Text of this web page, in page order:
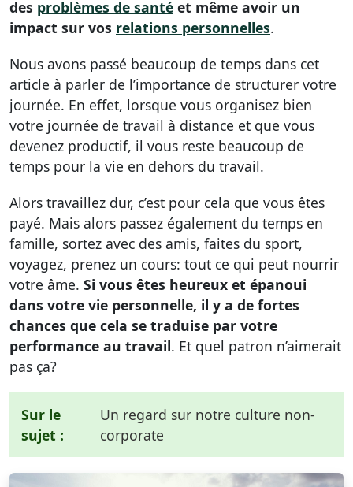
des problèmes de santé et même avoir un
impact sur vos relations personnelles.
Nous avons passé beaucoup de temps dans cet
article à parler de l’importance de structurer votre
journée. En effet, lorsque vous organisez bien
votre journée de travail à distance et que vous
devenez productif, il vous reste beaucoup de
temps pour la vie en dehors du travail.
Alors travaillez dur, c’est pour cela que vous êtes
payé. Mais alors passez également du temps en
famille, sortez avec des amis, faites du sport,
voyagez, prenez un cours: tout ce qui peut nourrir
votre âme. Si vous êtes heureux et épanoui
dans votre vie personnelle, il y a de fortes
chances que cela se traduise par votre
performance au travail. Et quel patron n’aimerait
pas ça?
Sur le
sujet :
Un regard sur notre culture non-
corporate